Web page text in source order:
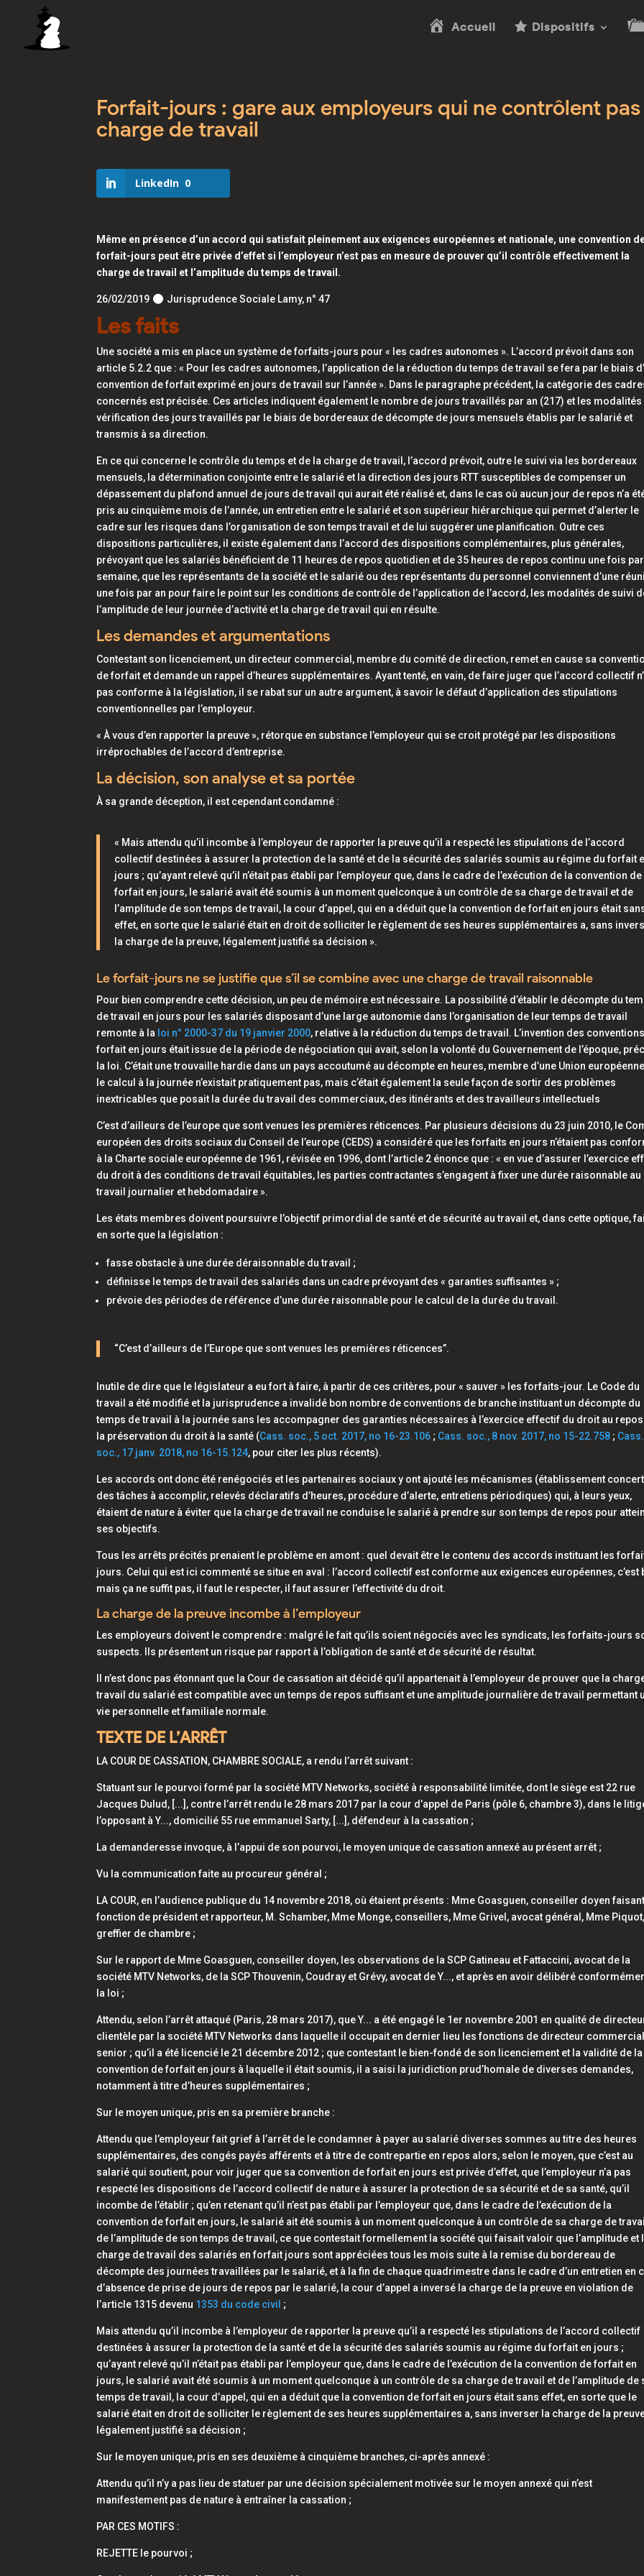
Accueil Dispositifs
Forfait-jours : gare aux employeurs qui ne contrôlent pas
charge de travail
LinkedIn 0
Même en présence d’un accord qui satisfait pleinement aux exigences européennes et nationale, une convention
forfait-jours peut être privée d’effet si l’employeur n’est pas en mesure de prouver qu’il contrôle effectivement la
charge de travail et l’amplitude du temps de travail.
26/02/2019 Jurisprudence Sociale Lamy, n° 47
Les faits
Une société a mis en place un système de forfaits-jours pour « les cadres autonomes ». L’accord prévoit dans son
article 5.2.2 que : « Pour les cadres autonomes, l’application de la réduction du temps de travail se fera par le biais
convention de forfait exprimé en jours de travail sur l’année ». Dans le paragraphe précédent, la catégorie des
concernés est précisée. Ces articles indiquent également le nombre de jours travaillés par an (217) et les modalités
vérification des jours travaillés par le biais de bordereaux de décompte de jours mensuels établis par le salarié et
transmis à sa direction.
En ce qui concerne le contrôle du temps et de la charge de travail, l’accord prévoit, outre le suivi via les bordereaux
mensuels, la détermination conjointe entre le salarié et la direction des jours RTT susceptibles de compenser un
dépassement du plafond annuel de jours de travail qui aurait été réalisé et, dans le cas où aucun jour de repos n’a
pris au cinquième mois de l’année, un entretien entre le salarié et son supérieur hiérarchique qui permet d’alerter le
cadre sur les risques dans l’organisation de son temps travail et de lui suggérer une planification. Outre ces
dispositions particulières, il existe également dans l’accord des dispositions complémentaires, plus générales,
prévoyant que les salariés bénéficient de 11 heures de repos quotidien et de 35 heures de repos continu une fois par
semaine, que les représentants de la société et le salarié ou des représentants du personnel conviennent d’une
une fois par an pour faire le point sur les conditions de contrôle de l’application de l’accord, les modalités de suivi
l’amplitude de leur journée d’activité et la charge de travail qui en résulte.
Les demandes et argumentations
Contestant son licenciement, un directeur commercial, membre du comité de direction, remet en cause sa
de forfait et demande un rappel d’heures supplémentaires. Ayant tenté, en vain, de faire juger que l’accord collectif
pas conforme à la législation, il se rabat sur un autre argument, à savoir le défaut d’application des stipulations
conventionnelles par l’employeur.
« À vous d’en rapporter la preuve », rétorque en substance l’employeur qui se croit protégé par les dispositions
irréprochables de l’accord d’entreprise.
La décision, son analyse et sa portée
À sa grande déception, il est cependant condamné :
« Mais attendu qu’il incombe à l’employeur de rapporter la preuve qu’il a respecté les stipulations de l’accord
collectif destinées à assurer la protection de la santé et de la sécurité des salariés soumis au régime du forfait
jours ; qu’ayant relevé qu’il n’était pas établi par l’employeur que, dans le cadre de l’exécution de la convention de
forfait en jours, le salarié avait été soumis à un moment quelconque à un contrôle de sa charge de travail et de
l’amplitude de son temps de travail, la cour d’appel, qui en a déduit que la convention de forfait en jours était
effet, en sorte que le salarié était en droit de solliciter le règlement de ses heures supplémentaires a, sans
la charge de la preuve, légalement justifié sa décision ».
Le forfait-jours ne se justifie que s’il se combine avec une charge de travail raisonnable
Pour bien comprendre cette décision, un peu de mémoire est nécessaire. La possibilité d’établir le décompte du
de travail en jours pour les salariés disposant d’une large autonomie dans l’organisation de leur temps de travail
remonte à la loi n° 2000-37 du 19 janvier 2000, relative à la réduction du temps de travail. L’invention des
forfait en jours était issue de la période de négociation qui avait, selon la volonté du Gouvernement de l’époque,
la loi. C’était une trouvaille hardie dans un pays accoutumé au décompte en heures, membre d’une Union
le calcul à la journée n’existait pratiquement pas, mais c’était également la seule façon de sortir des problèmes
inextricables que posait la durée du travail des commerciaux, des itinérants et des travailleurs intellectuels
C’est d’ailleurs de l’europe que sont venues les premières réticences. Par plusieurs décisions du 23 juin 2010, le
européen des droits sociaux du Conseil de l’europe (CEDS) a considéré que les forfaits en jours n’étaient pas
à la Charte sociale européenne de 1961, révisée en 1996, dont l’article 2 énonce que : « en vue d’assurer l’exercice
du droit à des conditions de travail équitables, les parties contractantes s’engagent à fixer une durée raisonnable au
travail journalier et hebdomadaire ».
Les états membres doivent poursuivre l’objectif primordial de santé et de sécurité au travail et, dans cette optique,
en sorte que la législation :
fasse obstacle à une durée déraisonnable du travail ;
définisse le temps de travail des salariés dans un cadre prévoyant des « garanties suffisantes » ;
prévoie des périodes de référence d’une durée raisonnable pour le calcul de la durée du travail.
“C’est d’ailleurs de l’Europe que sont venues les premières réticences”.
Inutile de dire que le législateur a eu fort à faire, à partir de ces critères, pour « sauver » les forfaits-jour. Le Code du
travail a été modifié et la jurisprudence a invalidé bon nombre de conventions de branche instituant un décompte du
temps de travail à la journée sans les accompagner des garanties nécessaires à l’exercice effectif du droit au repos
la préservation du droit à la santé (Cass. soc., 5 oct. 2017, no 16-23.106 ; Cass. soc., 8 nov. 2017, no 15-22.758 ; Cass.
soc., 17 janv. 2018, no 16-15.124, pour citer les plus récents).
Les accords ont donc été renégociés et les partenaires sociaux y ont ajouté les mécanismes (établissement
des tâches à accomplir, relevés déclaratifs d’heures, procédure d’alerte, entretiens périodiques) qui, à leurs yeux,
étaient de nature à éviter que la charge de travail ne conduise le salarié à prendre sur son temps de repos pour
ses objectifs.
Tous les arrêts précités prenaient le problème en amont : quel devait être le contenu des accords instituant les
jours. Celui qui est ici commenté se situe en aval : l’accord collectif est conforme aux exigences européennes, c’est
mais ça ne suffit pas, il faut le respecter, il faut assurer l’effectivité du droit.
La charge de la preuve incombe à l’employeur
Les employeurs doivent le comprendre : malgré le fait qu’ils soient négociés avec les syndicats, les forfaits-jours
suspects. Ils présentent un risque par rapport à l’obligation de santé et de sécurité de résultat.
Il n’est donc pas étonnant que la Cour de cassation ait décidé qu’il appartenait à l’employeur de prouver que la
travail du salarié est compatible avec un temps de repos suffisant et une amplitude journalière de travail permettant
vie personnelle et familiale normale.
TEXTE DE L’ARRÊT
LA COUR DE CASSATION, CHAMBRE SOCIALE, a rendu l’arrêt suivant :
Statuant sur le pourvoi formé par la société MTV Networks, société à responsabilité limitée, dont le siège est 22 rue
Jacques Dulud, [...], contre l’arrêt rendu le 28 mars 2017 par la cour d’appel de Paris (pôle 6, chambre 3), dans le
l’opposant à Y..., domicilié 55 rue emmanuel Sarty, [...], défendeur à la cassation ;
La demanderesse invoque, à l’appui de son pourvoi, le moyen unique de cassation annexé au présent arrêt ;
Vu la communication faite au procureur général ;
LA COUR, en l’audience publique du 14 novembre 2018, où étaient présents : Mme Goasguen, conseiller doyen faisant
fonction de président et rapporteur, M. Schamber, Mme Monge, conseillers, Mme Grivel, avocat général, Mme Piquot,
greffier de chambre ;
Sur le rapport de Mme Goasguen, conseiller doyen, les observations de la SCP Gatineau et Fattaccini, avocat de la
société MTV Networks, de la SCP Thouvenin, Coudray et Grévy, avocat de Y..., et après en avoir délibéré
la loi ;
Attendu, selon l’arrêt attaqué (Paris, 28 mars 2017), que Y... a été engagé le 1er novembre 2001 en qualité de
clientèle par la société MTV Networks dans laquelle il occupait en dernier lieu les fonctions de directeur commercial
senior ; qu’il a été licencié le 21 décembre 2012 ; que contestant le bien-fondé de son licenciement et la validité de la
convention de forfait en jours à laquelle il était soumis, il a saisi la juridiction prud’homale de diverses demandes,
notamment à titre d’heures supplémentaires ;
Sur le moyen unique, pris en sa première branche :
Attendu que l’employeur fait grief à l’arrêt de le condamner à payer au salarié diverses sommes au titre des heures
supplémentaires, des congés payés afférents et à titre de contrepartie en repos alors, selon le moyen, que c’est au
salarié qui soutient, pour voir juger que sa convention de forfait en jours est privée d’effet, que l’employeur n’a pas
respecté les dispositions de l’accord collectif de nature à assurer la protection de sa sécurité et de sa santé, qu’il
incombe de l’établir ; qu’en retenant qu’il n’est pas établi par l’employeur que, dans le cadre de l’exécution de la
convention de forfait en jours, le salarié ait été soumis à un moment quelconque à un contrôle de sa charge de
de l’amplitude de son temps de travail, ce que contestait formellement la société qui faisait valoir que l’amplitude et
charge de travail des salariés en forfait jours sont appréciées tous les mois suite à la remise du bordereau de
décompte des journées travaillées par le salarié, et à la fin de chaque quadrimestre dans le cadre d’un entretien en
d’absence de prise de jours de repos par le salarié, la cour d’appel a inversé la charge de la preuve en violation de
l’article 1315 devenu 1353 du code civil ;
Mais attendu qu’il incombe à l’employeur de rapporter la preuve qu’il a respecté les stipulations de l’accord collectif
destinées à assurer la protection de la santé et de la sécurité des salariés soumis au régime du forfait en jours ;
qu’ayant relevé qu’il n’était pas établi par l’employeur que, dans le cadre de l’exécution de la convention de forfait en
jours, le salarié avait été soumis à un moment quelconque à un contrôle de sa charge de travail et de l’amplitude de
temps de travail, la cour d’appel, qui en a déduit que la convention de forfait en jours était sans effet, en sorte que le
salarié était en droit de solliciter le règlement de ses heures supplémentaires a, sans inverser la charge de la
légalement justifié sa décision ;
Sur le moyen unique, pris en ses deuxième à cinquième branches, ci-après annexé :
Attendu qu’il n’y a pas lieu de statuer par une décision spécialement motivée sur le moyen annexé qui n’est
manifestement pas de nature à entraîner la cassation ;
PAR CES MOTIFS :
REJETTE le pourvoi ;